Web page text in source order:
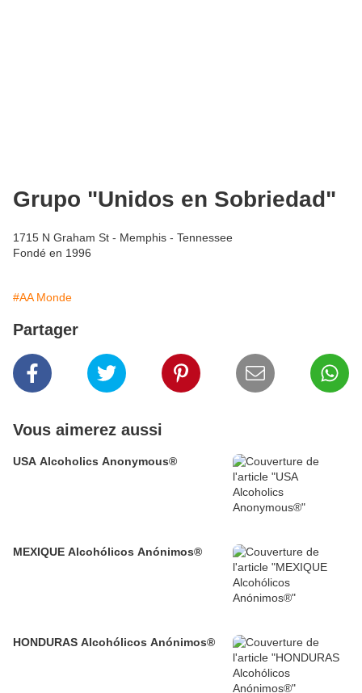
Grupo "Unidos en Sobriedad"
1715 N Graham St - Memphis - Tennessee
Fondé en 1996
#AA Monde
Partager
Vous aimerez aussi
USA Alcoholics Anonymous®
MEXIQUE Alcohólicos Anónimos®
HONDURAS Alcohólicos Anónimos®